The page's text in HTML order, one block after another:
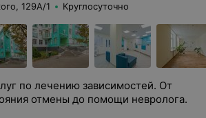
129А/1 Круглосуточно
по лечению зависимостей. От
отмены до помощи невролога.